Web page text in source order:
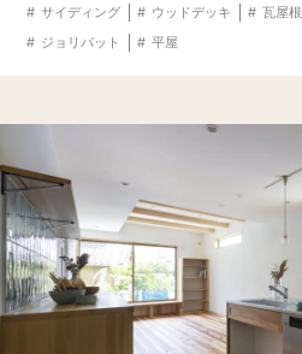
サイディング
ウッドデッキ 瓦屋根
ジョリパット
平屋